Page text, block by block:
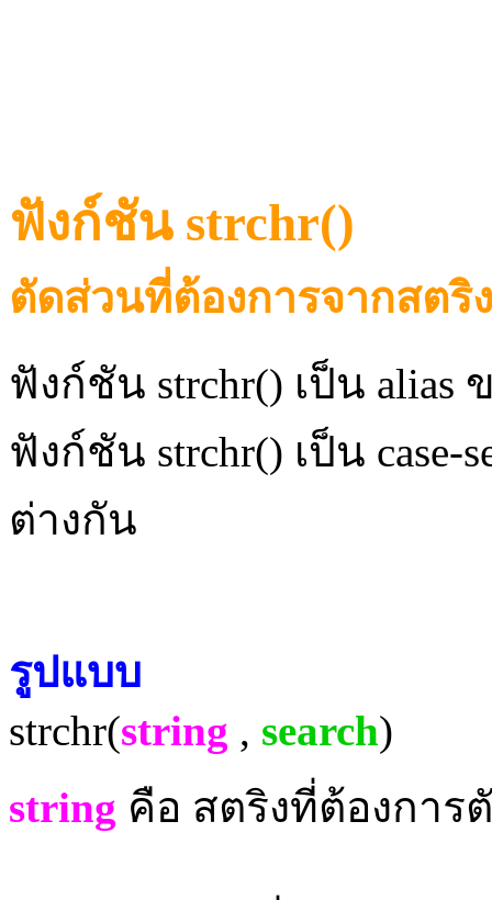
ฟังก์ชัน strchr()
ตัดส่วนที่ต้องการจากสตริ
ฟังก์ชัน strchr() เป็น alias
ฟังก์ชัน strchr() เป็น
ต่างกัน
รูปแบบ
strchr(string , search)
string คือ สตริงที่ต้องการ